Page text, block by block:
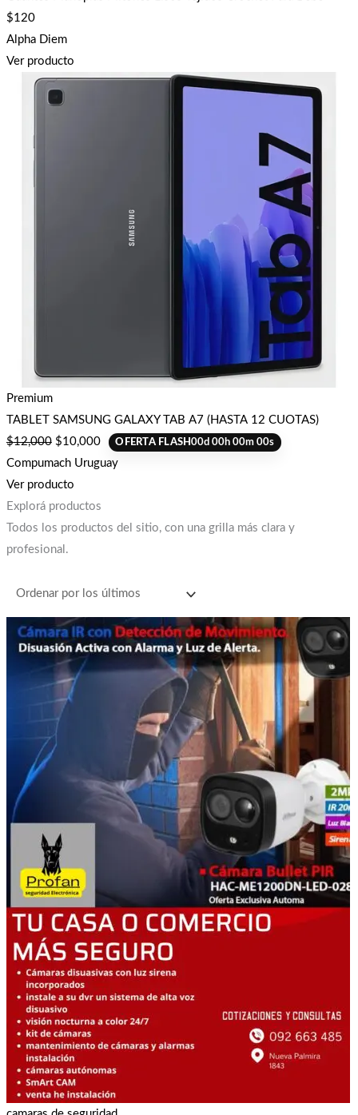
$120
Alpha Diem
Ver producto
Premium
TABLET SAMSUNG GALAXY TAB A7 (HASTA 12 CUOTAS)
$12,000 $10,000 OFERTA FLASH00d00h00m00s
Compumach Uruguay
Ver producto
Explorá productos
Todos los productos del sitio, con una grilla más clara y
profesional.